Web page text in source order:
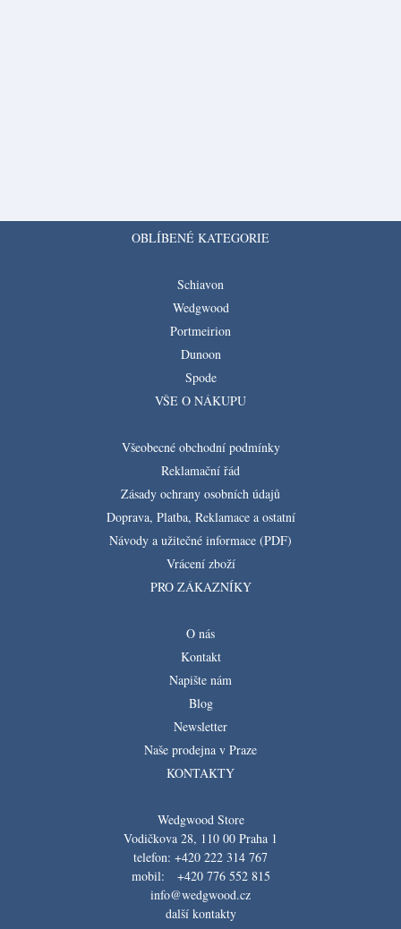
OBLÍBENÉ KATEGORIE
Schiavon
Wedgwood
Portmeirion
Dunoon
Spode
VŠE O NÁKUPU
Všeobecné obchodní podmínky
Reklamační řád
Zásady ochrany osobních údajů
Doprava, Platba, Reklamace a ostatní
Návody a užitečné informace (PDF)
Vrácení zboží
PRO ZÁKAZNÍKY
O nás
Kontakt
Napište nám
Blog
Newsletter
Naše prodejna v Praze
KONTAKTY
Wedgwood Store
Vodičkova 28, 110 00 Praha 1
telefon: +420 222 314 767
mobil: +420 776 552 815
info@wedgwood.cz
další kontakty